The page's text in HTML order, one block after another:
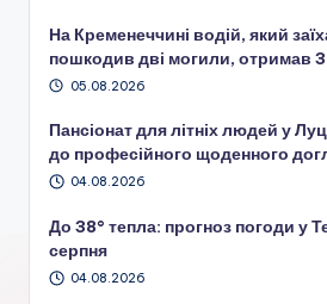
На Кременеччині водій, який
пошкодив дві могили, отримав
05.08.2026
Пансіонат для літніх людей у
до професійного щоденного
04.08.2026
До 38° тепла: прогноз погоди у
серпня
04.08.2026